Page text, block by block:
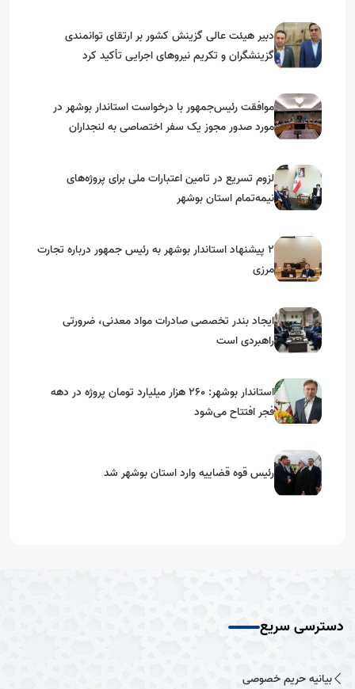
دبیر هیئت عالی گزینش کشور بر ارتقای توانمندی
گزینشگران و تکریم نیروهای اجرایی تأکید کرد
موافقت رئیس‌جمهور با درخواست استاندار بوشهر در
مورد صدور مجوز یک سفر اختصاصی به لنجداران
لزوم تسریع در تامین اعتبارات ملی برای پروژه‌های
نیمه‌تمام استان بوشهر
۲ پیشنهاد استاندار بوشهر به رئیس جمهور درباره تجارت
مرزی
ایجاد بندر تخصصی صادرات مواد معدنی، ضرورتی
راهبردی است
استاندار بوشهر: ۲۶۰ هزار میلیارد تومان پروژه در دهه
فجر افتتاح می‌شود
رئیس قوه قضاییه وارد استان بوشهر شد
دسترسی سریع
بیانیه حریم خصوصی